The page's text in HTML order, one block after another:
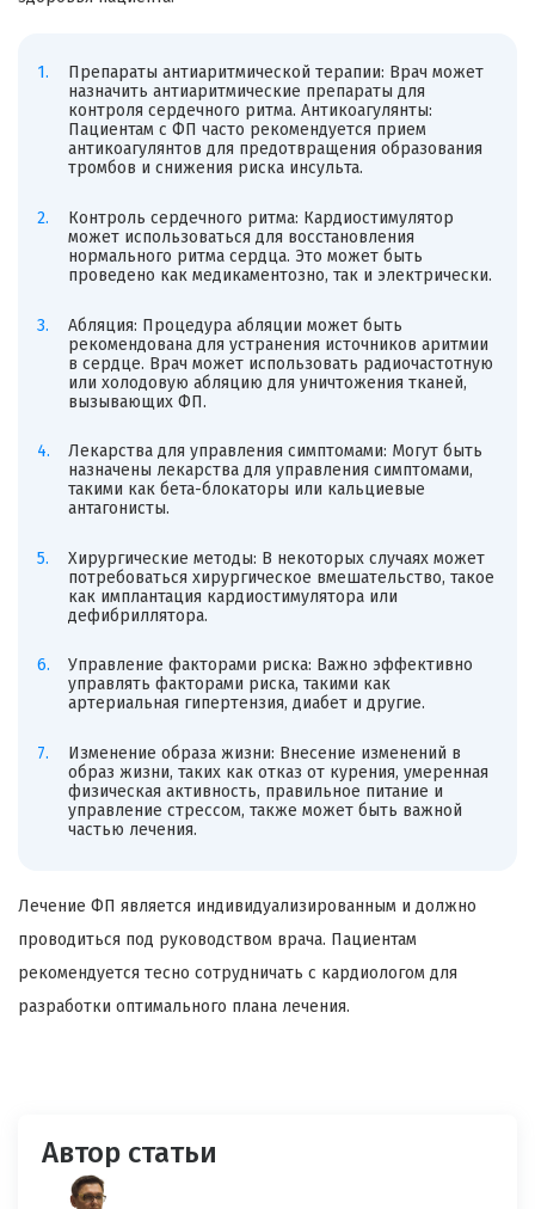
Препараты антиаритмической терапии: Врач может
назначить антиаритмические препараты для
контроля сердечного ритма. Антикоагулянты:
Пациентам с ФП часто рекомендуется прием
антикоагулянтов для предотвращения образования
тромбов и снижения риска инсульта.
Контроль сердечного ритма: Кардиостимулятор
может использоваться для восстановления
нормального ритма сердца. Это может быть
проведено как медикаментозно, так и электрически.
Абляция: Процедура абляции может быть
рекомендована для устранения источников аритмии
в сердце. Врач может использовать радиочастотную
или холодовую абляцию для уничтожения тканей,
вызывающих ФП.
Лекарства для управления симптомами: Могут быть
назначены лекарства для управления симптомами,
такими как бета-блокаторы или кальциевые
антагонисты.
Хирургические методы: В некоторых случаях может
потребоваться хирургическое вмешательство, такое
как имплантация кардиостимулятора или
дефибриллятора.
Управление факторами риска: Важно эффективно
управлять факторами риска, такими как
артериальная гипертензия, диабет и другие.
Изменение образа жизни: Внесение изменений в
образ жизни, таких как отказ от курения, умеренная
физическая активность, правильное питание и
управление стрессом, также может быть важной
частью лечения.
Лечение ФП является индивидуализированным и должно
проводиться под руководством врача. Пациентам
рекомендуется тесно сотрудничать с кардиологом для
разработки оптимального плана лечения.
Автор статьи